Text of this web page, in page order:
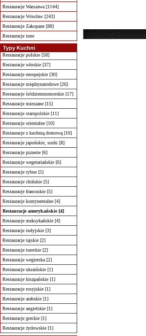
Restauracje Warszawa [1144]
Restauracje Wrocław [243]
Restauracje Zakopane [88]
Restauracje inne
Typy Kuchni
Restauracje polskie [58]
Restauracje włoskie [37]
Restauracje europejskie [30]
Restauracje międzynarodowe [26]
Restauracje śródziemnomorskie [17]
Restauracje mieszane [15]
Restauracje staropolskie [11]
Restauracje orientalne [10]
Restauracje z kuchnią domową [10]
Restauracje japońskie, sushi [8]
Restauracje pizzerie [6]
Restauracje wegetariańskie [6]
Restauracje rybne [5]
Restauracje chińskie [5]
Restauracje francuskie [5]
Restauracje kontynentalne [4]
Restauracje amerykańskie [4]
Restauracje meksykańskie [4]
Restauracje indyjskie [3]
Restauracje tajskie [2]
Restauracje tureckie [2]
Restauracje wegierska [2]
Restauracje ukraińskie [1]
Restauracje hiszpańskie [1]
Restauracje rosyjskie [1]
Restauracje arabskie [1]
Restauracje angielskie [1]
Restauracje greckie [1]
Restauracje żydowskie [1]